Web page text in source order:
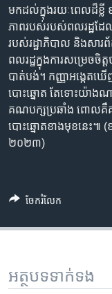
រកមកដល់​ក្នុង​រយៈពេល​ដ៏​ខ្លី​​
ភាព​របស់​របស់​​ពលរដ្ឋ​ដែ
របស់​រដ្ឋាភិបាល​ និង​សា
ពលរដ្ឋ​ក្នុង​ការ​សម្រេច​ចិត្
បាត់បង់។​ កញ្ញា​អង្កេត​ឃ
បោះឆ្នោត តែ​ទោះ​យ៉ាង​ណ
គណបក្ស​ប្រឆាំង ពោល​គឺ​​គ
បោះឆ្នោត​ខាង​មុខ​នេះ៕
២០២៣)
ចែករំលែក
អត្ថបទ​ទាក់ទង